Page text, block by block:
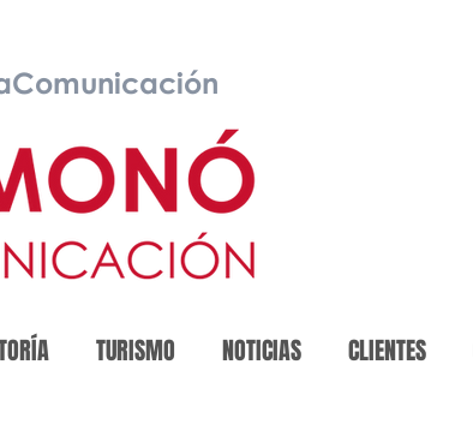
TURISMO NOTICIAS CLIENTES